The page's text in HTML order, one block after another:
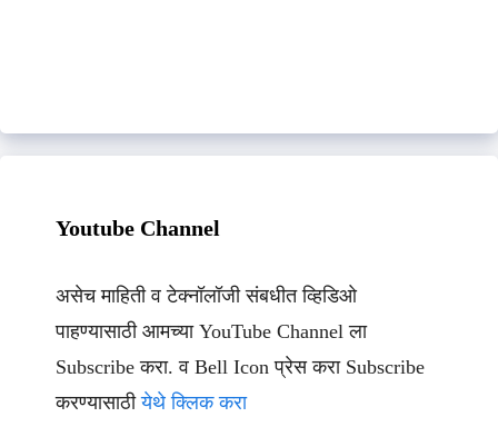
Youtube Channel
असेच माहिती व टेक्नॉलॉजी संबधीत व्हिडिओ
पाहण्यासाठी आमच्या YouTube Channel ला
Subscribe करा. व Bell Icon प्रेस करा Subscribe
करण्यासाठीयेथे क्लिक करा